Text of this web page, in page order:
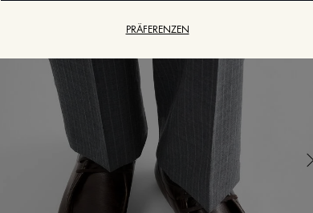
PRÄFERENZEN